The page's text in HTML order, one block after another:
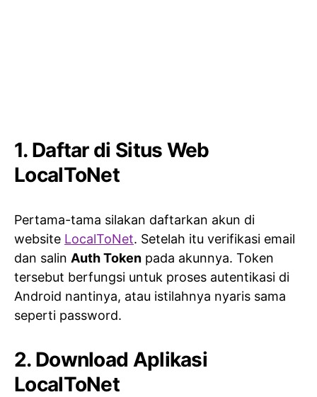
1. Daftar di Situs Web
LocalToNet
Pertama-tama silakan daftarkan akun di
website LocalToNet. Setelah itu verifikasi email
dan salin Auth Token pada akunnya. Token
tersebut berfungsi untuk proses autentikasi di
Android nantinya, atau istilahnya nyaris sama
seperti password.
2. Download Aplikasi
LocalToNet